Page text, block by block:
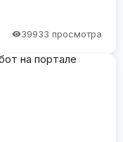
39933 просмотра